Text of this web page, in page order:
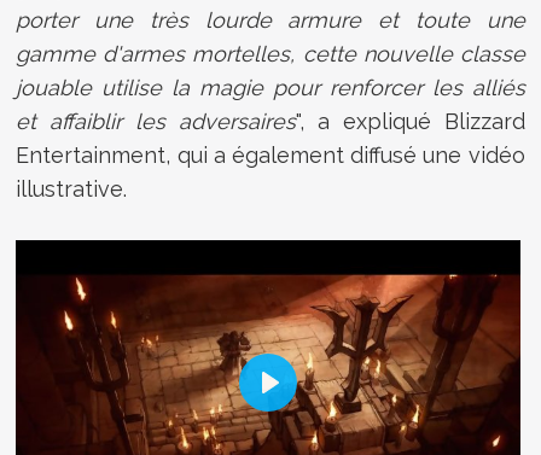
porter une très lourde armure et toute une
gamme d'armes mortelles, cette nouvelle classe
jouable utilise la magie pour renforcer les alliés
et affaiblir les adversaires", a expliqué Blizzard
Entertainment, qui a également diffusé une vidéo
illustrative.